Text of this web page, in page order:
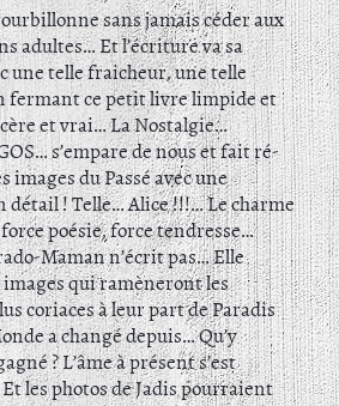
sans jamais céder aux
adultes… Et l’écriture va sa
une telle fraicheur, une telle
fermant ce petit livre limpide et
et vrai… La Nostalgie…
s’empare de nous et fait ré-
images du Passé avec une
détail ! Telle… Alice !!!… Le charme
poésie, force tendresse…
Maman n’écrit pas… Elle
qui ramèneront les
coriaces à leur part de Paradis
a changé depuis… Qu’y
? L’âme à présent s’est
les photos de Jadis pourraient